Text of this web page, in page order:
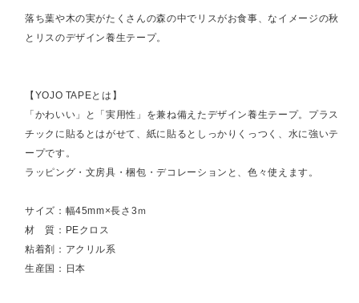
落ち葉や木の実がたくさんの森の中でリスがお食事、なイメージの秋
とリスのデザイン養生テープ。
【YOJO TAPEとは】
「かわいい」と「実用性」を兼ね備えたデザイン養生テープ。プラス
チックに貼るとはがせて、紙に貼るとしっかりくっつく、水に強いテ
ープです。
ラッピング・文房具・梱包・デコレーションと、色々使えます。
サイズ：幅45mm×長さ3ｍ
材 質：PEクロス
粘着剤：アクリル系
生産国：日本